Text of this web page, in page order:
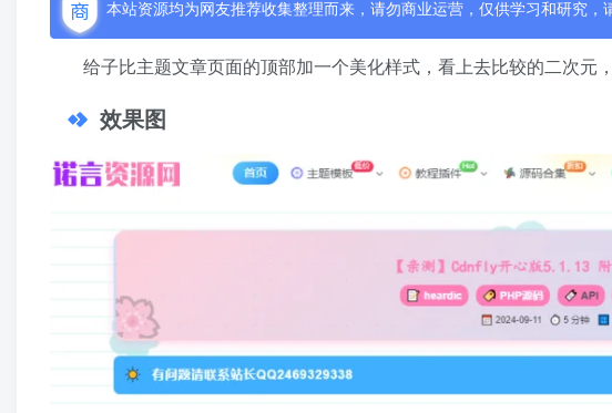
本站资源均为网友推荐收集整理而来，请勿商业运营，仅供学习和研究，
给子比主题文章页面的顶部加一个美化样式，看上去比较的二次元
效果图